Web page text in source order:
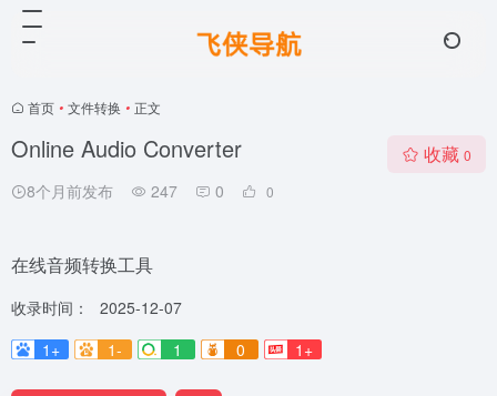
首页 • 文件转换 • 正文
Online Audio Converter
8个月前发布 247 0 0
收藏 0
在线音频转换工具
收录时间：
2025-12-07
1+
1- 1 0 1+